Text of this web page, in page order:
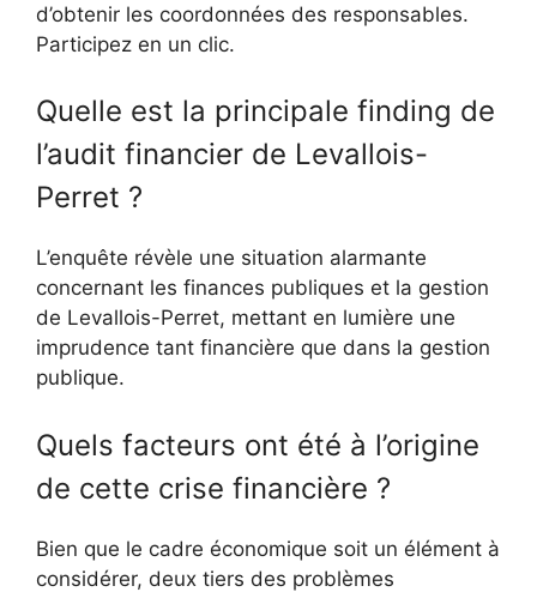
d’obtenir les coordonnées des responsables.
Participez en un clic.
Quelle est la principale finding de
l’audit financier de Levallois-
Perret ?
L’enquête révèle une situation alarmante
concernant les finances publiques et la gestion
de Levallois-Perret, mettant en lumière une
imprudence tant financière que dans la gestion
publique.
Quels facteurs ont été à l’origine
de cette crise financière ?
Bien que le cadre économique soit un élément à
considérer, deux tiers des problèmes